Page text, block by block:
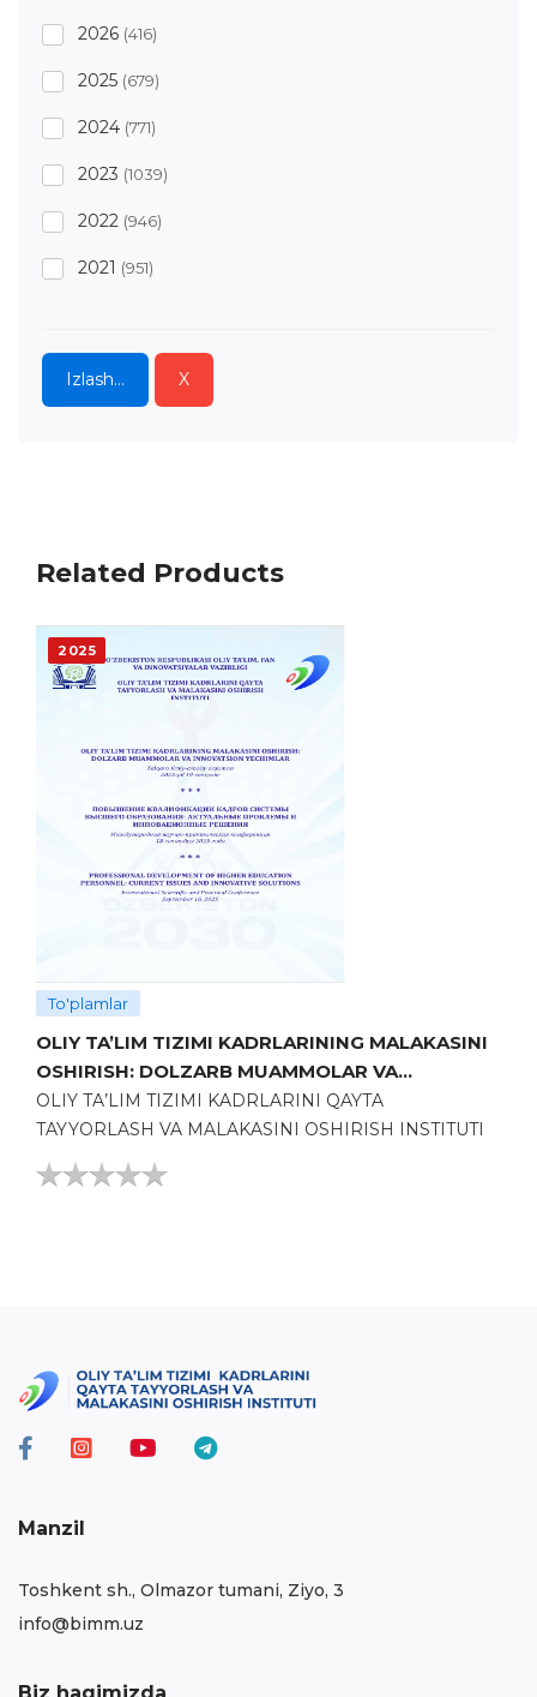
2026 (416)
2025 (679)
2024 (771)
2023 (1039)
2022 (946)
2021 (951)
(1325)
2018(525)
2013
2012(97)
2009(15)
2008(4)
2005(4)
2004(2)
2000(1)
Izlash... X
Related Products
2025
To'plamlar
OLIY TA’LIM TIZIMI KADRLARINING MALAKASINI
OSHIRISH: DOLZARB MUAMMOLAR VA
INNOVATSION YECHIMLAR
OLIY TA’LIM TIZIMI KADRLARINI QAYTA
TAYYORLASH VA MALAKASINI OSHIRISH INSTITUTI
Manzil
Toshkent sh., Olmazor tumani, Ziyo, 3
info@bimm.uz
Biz haqimizda